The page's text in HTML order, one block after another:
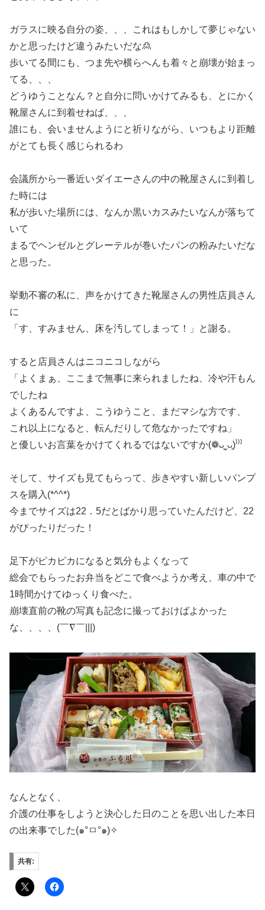
ガラスに映る自分の姿、、、これはもしかして夢じゃない
かと思ったけど違うみたいだな🙎
歩いてる間にも、つま先や横らへんも着々と崩壊が始まっ
てる、、、
どうゆうことなん？と自分に問いかけてみるも、とにかく
靴屋さんに到着せねば、、、
誰にも、会いませんようにと祈りながら、いつもより距離
がとても長く感じられるわ
会議所から一番近いダイエーさんの中の靴屋さんに到着し
た時には
私が歩いた場所には、なんか黒いカスみたいなんが落ちて
いて
まるでヘンゼルとグレーテルが巻いたパンの粉みたいだな
と思った。
挙動不審の私に、声をかけてきた靴屋さんの男性店員さん
に
「す、すみません、床を汚してしまって！」と謝る。
すると店員さんはニコニコしながら
「よくまぁ、ここまで無事に来られましたね、冷や汗もん
でしたね
よくあるんですよ、こうゆうこと、まだマシな方です、
これ以上になると、転んだりして危なかったですね」
と優しいお言葉をかけてくれるではないですか(❁ᴗ͈ˬᴗ͈)⁾⁾⁾
そして、サイズも見てもらって、歩きやすい新しいパンプ
スを購入(*^^*)
今までサイズは22．5だとばかり思っていたんだけど、22
がぴったりだった！
足下がピカピカになると気分もよくなって
総会でもらったお弁当をどこで食べようか考え、車の中で
1時間かけてゆっくり食べた。
崩壊直前の靴の写真も記念に撮っておけばよかった
な、、、、(￣∇￣|||)
なんとなく、
介護の仕事をしようと決心した日のことを思い出した本日
の出来事でした(๑°ㅁ°๑)✧
共有: